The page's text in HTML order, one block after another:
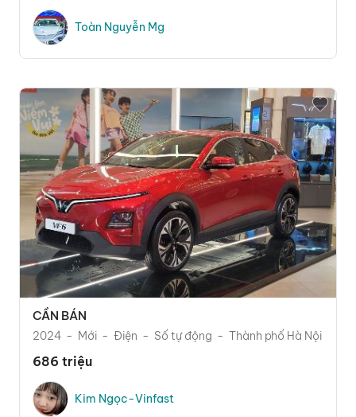
Toàn Nguyễn Mg
CẦN BÁN
2024 Mới Điện Số tự động Thành phố Hà Nội
686 triệu
Kim Ngọc-Vinfast